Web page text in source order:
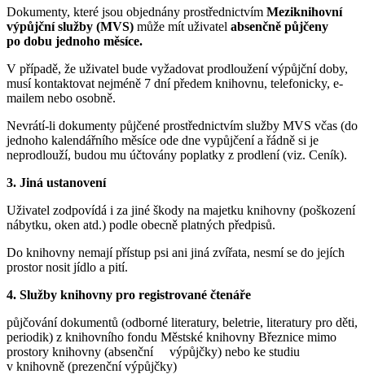
Dokumenty, které jsou objednány prostřednictvím Meziknihovní
výpůjční služby (MVS) může mít uživatel absenčně půjčeny
po dobu jednoho měsíce.
V případě, že uživatel bude vyžadovat prodloužení výpůjční doby,
musí kontaktovat nejméně 7 dní předem knihovnu, telefonicky, e-
mailem nebo osobně.
Nevrátí-li dokumenty půjčené prostřednictvím služby MVS včas (do
jednoho kalendářního měsíce ode dne vypůjčení a řádně si je
neprodlouží, budou mu účtovány poplatky z prodlení (viz. Ceník).
3. Jiná ustanovení
Uživatel zodpovídá i za jiné škody na majetku knihovny (poškození
nábytku, oken atd.) podle obecně platných předpisů.
Do knihovny nemají přístup psi ani jiná zvířata, nesmí se do jejích
prostor nosit jídlo a pití.
4. Služby knihovny pro registrované čtenáře
půjčování dokumentů (odborné literatury, beletrie, literatury pro děti,
periodik) z knihovního fondu Městské knihovny Březnice mimo
prostory knihovny (absenční výpůjčky) nebo ke studiu
v knihovně (prezenční výpůjčky)